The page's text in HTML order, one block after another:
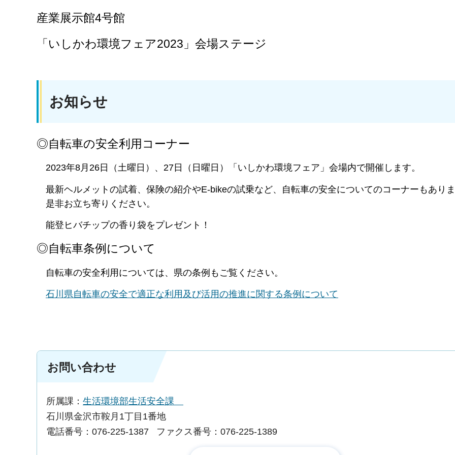
産業展示館4号館
「いしかわ環境フェア2023」会場ステージ
お知らせ
◎自転車の安全利用コーナー
2023年8月26日（土曜日）、27日（日曜日）「いしかわ環境フェア」会場内で開催します。
最新ヘルメットの試着、保険の紹介やE-bikeの試乗など、自転車の安全についてのコーナーもありま
是非お立ち寄りください。
能登ヒバチップの香り袋をプレゼント！
◎自転車条例について
自転車の安全利用については、県の条例もご覧ください。
石川県自転車の安全で適正な利用及び活用の推進に関する条例について
お問い合わせ
所属課： 生活環境部生活安全課
石川県金沢市鞍月1丁目1番地
電話番号：076-225-1387
ファクス番号：076-225-1389